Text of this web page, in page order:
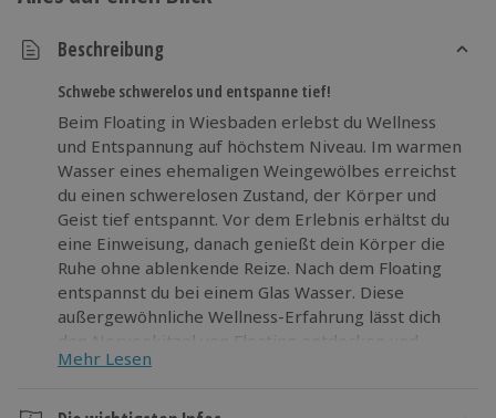
Beschreibung
Schwebe schwerelos und entspanne tief!
Beim Floating in Wiesbaden erlebst du Wellness
und Entspannung auf höchstem Niveau. Im warmen
Wasser eines ehemaligen Weingewölbes erreichst
du einen schwerelosen Zustand, der Körper und
Geist tief entspannt. Vor dem Erlebnis erhältst du
eine Einweisung, danach genießt dein Körper die
Ruhe ohne ablenkende Reize. Nach dem Floating
entspannst du bei einem Glas Wasser. Diese
außergewöhnliche Wellness-Erfahrung lässt dich
den Nervenkitzel von Floating entdecken und
bietet dir eine Oase der Ruhe mitten in Wiesbaden,
direkt vor Ort. Erlebe beim Floating in Wiesbaden
Mehr Lesen